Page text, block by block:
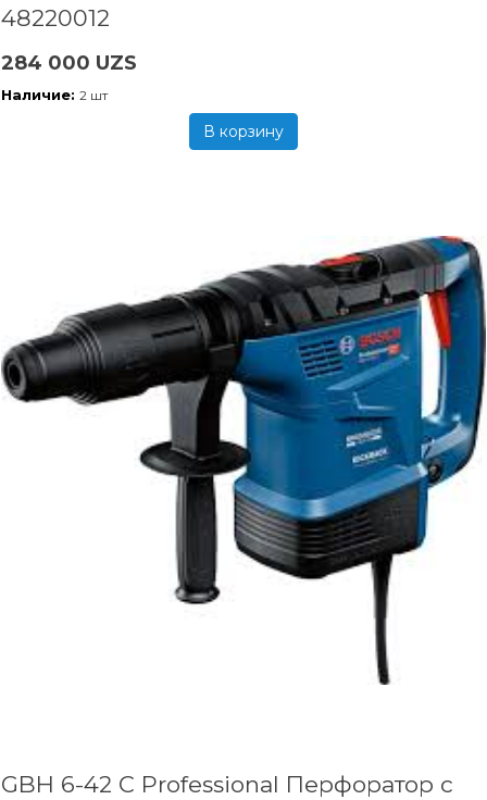
48220012
284 000 UZS
Наличие: 2 шт
В корзину
GBH 6-42 C Professional Перфоратор с